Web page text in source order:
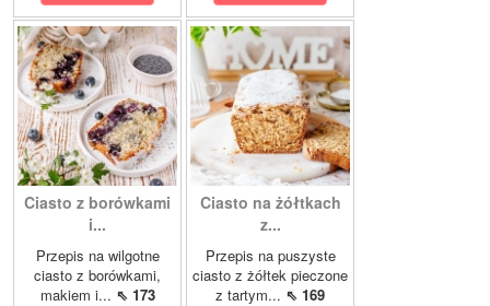
Ciasto z borówkami
i...
Przepis na wilgotne
ciasto z borówkami,
makiem i... ⇖ 173
Ciasto na żółtkach
z...
Przepis na puszyste
ciasto z żółtek pieczone
z tartym... ⇖ 169